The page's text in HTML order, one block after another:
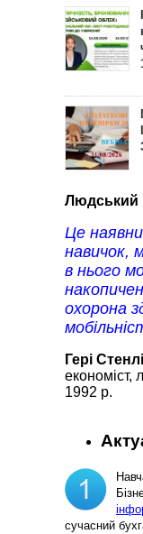
Людський
Це
навичок,
в нього
охорона
Гері
економіст,
1992 р.
сучасний